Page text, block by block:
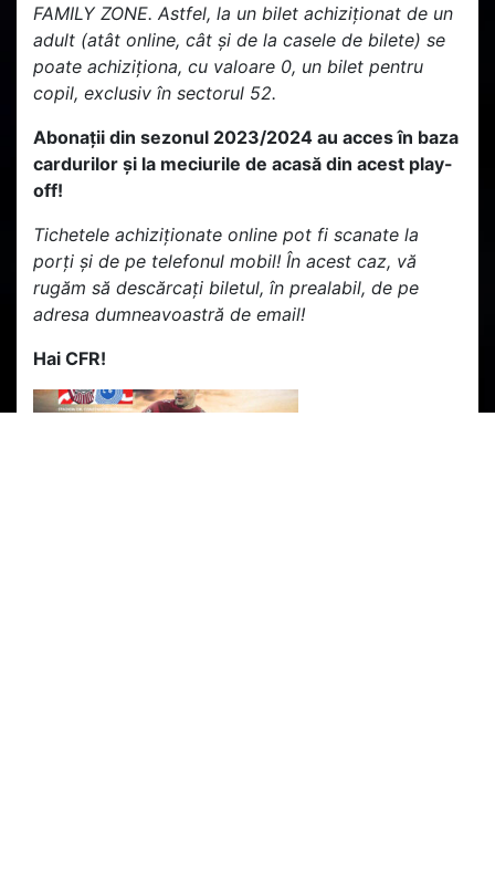
FAMILY ZONE. Astfel, la un bilet achiziționat de un
adult (atât online, cât și de la casele de bilete) se
poate achiziționa, cu valoare 0, un bilet pentru
copil, exclusiv în sectorul 52.
Abonații din sezonul 2023/2024 au acces în baza
cardurilor și la meciurile de acasă din acest play-
off!
Tichetele achiziționate online pot fi scanate la
porți și de pe telefonul mobil! În acest caz, vă
rugăm să descărcați biletul, în prealabil, de pe
adresa dumneavoastră de email!
Hai CFR!